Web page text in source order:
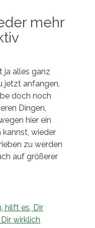
mehr
ja alles ganz
jetzt anfangen,
doch noch
Dingen,
hier ein
kannst, wieder
zu werden
auf größerer
hilft es, Dir
wirklich